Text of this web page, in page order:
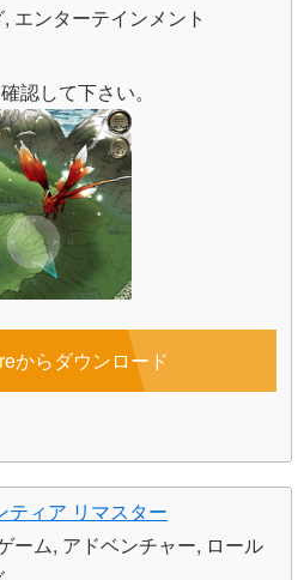
エンターテインメント
認して下さい。
からダウンロード
ティア リマスター
ーム, アドベンチャー, ロール